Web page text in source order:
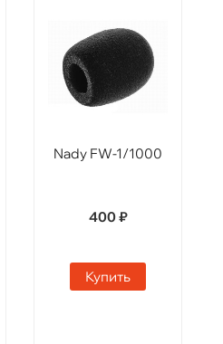
Nady FW-1/1000
400 ₽
Купить